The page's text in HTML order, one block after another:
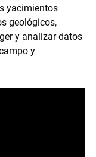
yacimientos
geológicos,
y analizar datos
y